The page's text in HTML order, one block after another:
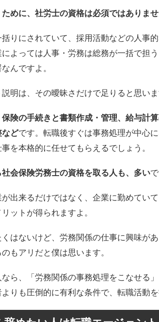
めに、社労士の資格は必須ではありませ
りにされていて、採用活動などの人事
よっては人事・労務は総務が一括で担
んですよ。
明は、その曖昧さだけで足りると思いま
険の手続きと書類作成・管理、給与計
などです。転職後すぐは事務処理が中心
を本格的に任せてもらえるでしょう。
会保険労務士の資格を取る人も、多いで
出来るだけではなく、企業に勤めてい
ットが得られますよ。
はないけど、労務関係の仕事に興味が
もアリだと僕は思います。
ら、「労務関係の事務処理をこなせる」
りも圧倒的に有利な条件で、転職活動